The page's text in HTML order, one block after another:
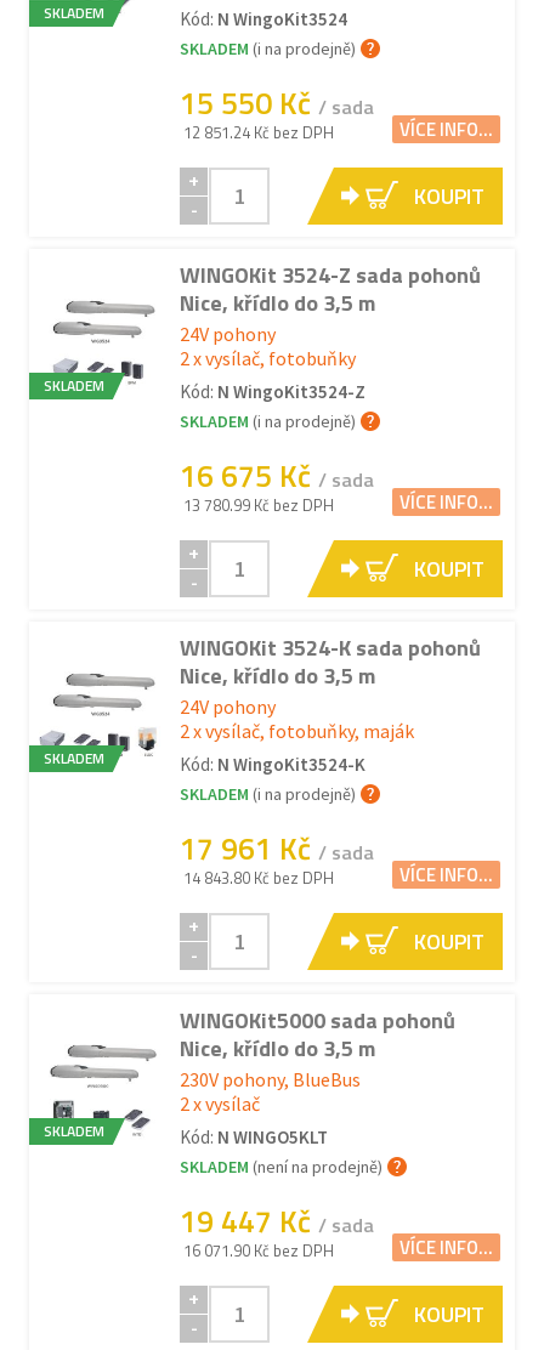
SKLADEM Kód: N WingoKit3524
SKLADEM (i na prodejně)
15 550 Kč / sada
12 851.24 Kč bez DPH VÍCE INFO...
+
-
KOUPIT
SKLADEM
WINGOKit 3524-Z sada pohonů
Nice, křídlo do 3,5 m
24V pohony
2 x vysílač, fotobuňky
Kód: N WingoKit3524-Z
SKLADEM (i na prodejně)
16 675 Kč / sada
13 780.99 Kč bez DPH VÍCE INFO...
+
-
KOUPIT
SKLADEM
WINGOKit 3524-K sada pohonů
Nice, křídlo do 3,5 m
24V pohony
2 x vysílač, fotobuňky, maják
Kód: N WingoKit3524-K
SKLADEM (i na prodejně)
17 961 Kč / sada
14 843.80 Kč bez DPH VÍCE INFO...
+
-
KOUPIT
SKLADEM
WINGOKit5000 sada pohonů
Nice, křídlo do 3,5 m
230V pohony, BlueBus
2 x vysílač
Kód: N WINGO5KLT
SKLADEM (není na prodejně)
19 447 Kč / sada
16 071.90 Kč bez DPH VÍCE INFO...
+
-
KOUPIT